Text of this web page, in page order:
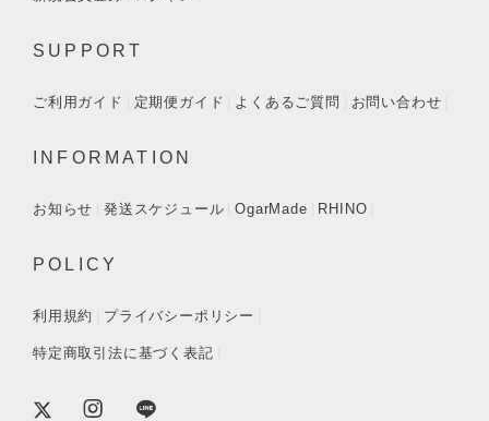
SUPPORT
ご利用ガイド 定期便ガイド よくあるご質問 お問い合わせ
INFORMATION
お知らせ 発送スケジュール OgarMade RHINO
POLICY
利用規約 プライバシーポリシー
特定商取引法に基づく表記